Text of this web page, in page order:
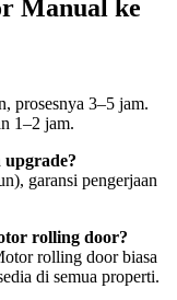
Manual ke
prosesnya 3–5 jam.
1–2 jam.
garansi pengerjaan
rolling door?
rolling door biasa
di semua properti.